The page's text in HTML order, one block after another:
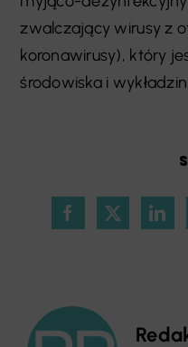
zwalczający wirusy z
koronawirusy), który
środowiska i